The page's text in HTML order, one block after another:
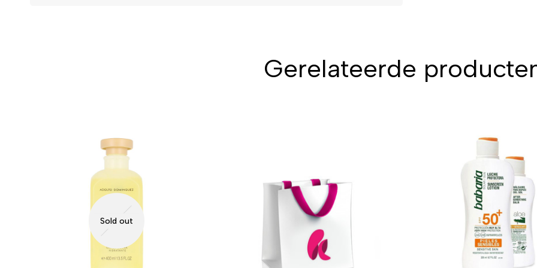
Gerelateerde
Sold out